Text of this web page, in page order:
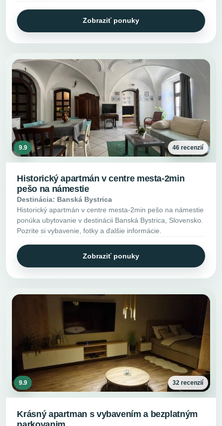
Zobraziť ponuky
9.9 46 recenzií
Historický apartmán v centre mesta-2min
pešo na námestie
Destinácia: Banská Bystrica
Historický apartmán v centre mesta-2min pešo na námestie
ponúka ubytovanie v destinácii Banská Bystrica, Slovensko.
Pozrite si vybavenie, fotky a ďalšie informácie.
Zobraziť ponuky
9.9 32 recenzií
Krásný apartman s vybavením a bezplatným